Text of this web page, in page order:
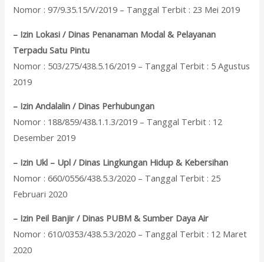
Nomor : 97/9.35.15/V/2019 – Tanggal Terbit : 23 Mei 2019
– Izin Lokasi / Dinas Penanaman Modal & Pelayanan
Terpadu Satu Pintu
Nomor : 503/275/438.5.16/2019 – Tanggal Terbit : 5 Agustus
2019
– Izin Andalalin / Dinas Perhubungan
Nomor : 188/859/438.1.1.3/2019 – Tanggal Terbit : 12
Desember 2019
– Izin Ukl – Upl / Dinas Lingkungan Hidup & Kebersihan
Nomor : 660/0556/438.5.3/2020 – Tanggal Terbit : 25
Februari 2020
– Izin Peil Banjir / Dinas PUBM & Sumber Daya Air
Nomor : 610/0353/438.5.3/2020 – Tanggal Terbit : 12 Maret
2020